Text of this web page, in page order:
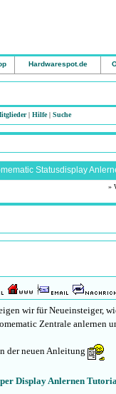
Hardwarespot.de
| Hilfe| Suche
»
wir für Neueinsteiger,
Zentrale anlernen
der neuen Anleitung
Display Anlernen